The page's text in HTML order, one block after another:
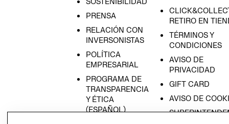
PRENSA
RELACIÓN CON
INVERSONISTAS
POLÍTICA
EMPRESARIAL
PROGRAMA DE
TRANSPARENCIA
Y ÉTICA
(ESPAÑOL)
RETIRO EN
TÉRMINOS Y
CONDICIONES
AVISO DE
PRIVACIDAD
GIFT CARD
AVISO DE